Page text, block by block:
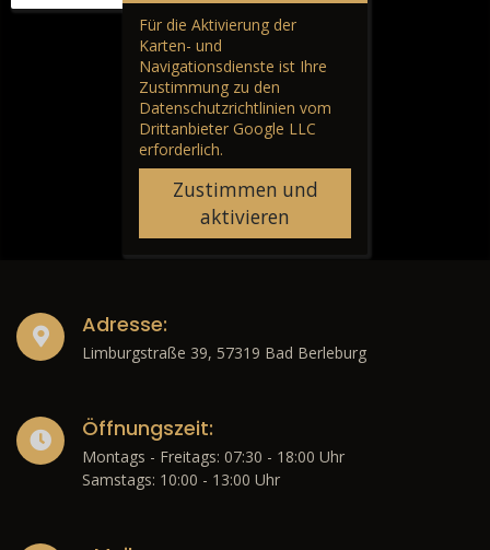
Für die Aktivierung der
Karten- und
Navigationsdienste ist Ihre
Zustimmung zu den
Datenschutzrichtlinien vom
Drittanbieter Google LLC
erforderlich.
Zustimmen und
aktivieren
Adresse:
Limburgstraße 39, 57319 Bad Berleburg
Öffnungszeit:
Montags - Freitags: 07:30 - 18:00 Uhr
Samstags: 10:00 - 13:00 Uhr